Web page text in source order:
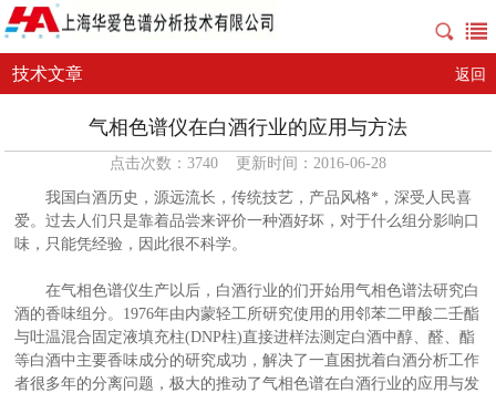
技术文章 返回
气相色谱仪在白酒行业的应用与方法
点击次数：3740 更新时间：2016-06-28
我国白酒历史，源远流长，传统技艺，产品风格*，深受人民喜
爱。过去人们只是靠着品尝来评价一种酒好坏，对于什么组分影响口
味，只能凭经验，因此很不科学。
在气相色谱仪生产以后，白酒行业的们开始用气相色谱法研究白
酒的香味组分。1976年由内蒙轻工所研究使用的用邻苯二甲酸二壬酯
与吐温混合固定液填充柱(DNP柱)直接进样法测定白酒中醇、醛、酯
等白酒中主要香味成分的研究成功，解决了一直困扰着白酒分析工作
者很多年的分离问题，极大的推动了气相色谱在白酒行业的应用与发